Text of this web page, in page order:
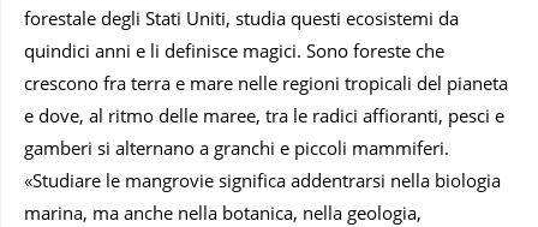
forestale degli Stati Uniti, studia questi ecosistemi da
quindici anni e li definisce magici. Sono foreste che
crescono fra terra e mare nelle regioni tropicali del pianeta
e dove, al ritmo delle maree, tra le radici affioranti, pesci e
gamberi si alternano a granchi e piccoli mammiferi.
«Studiare le mangrovie significa addentrarsi nella biologia
marina, ma anche nella botanica, nella geologia,